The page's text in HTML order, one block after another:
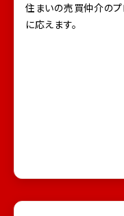
住まいの売買仲介のプ
に応えます。